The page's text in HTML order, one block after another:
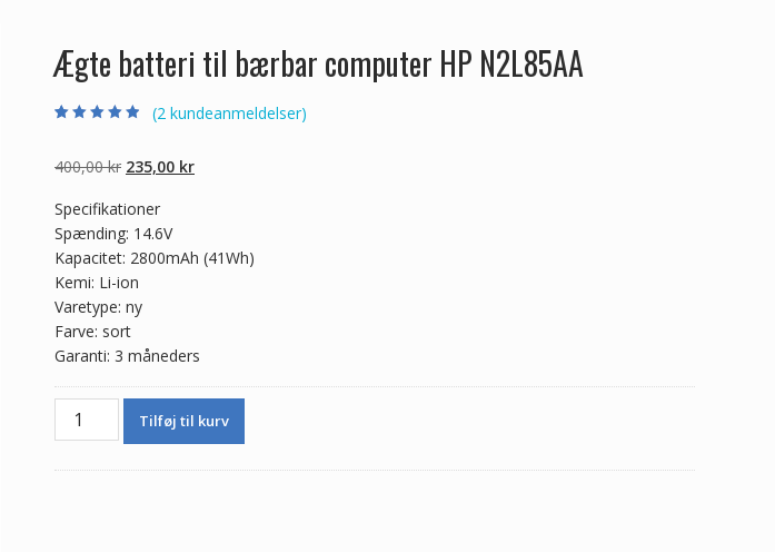
Ægte batteri til bærbar computer HP N2L85AA
baseret på
kundebedømme
(2 kundeanmeldelser)
400,00kr Den
pris
var:
400,00 kr.
235,00 krDen
235,00 kr.
Specifikationer
Spænding: 14.6V
Kapacitet: 2800mAh (41Wh)
Kemi: Li-ion
Varetype: ny
Farve: sort
Garanti: 3 måneders
Ægte
batteri
Tilføj til kurv